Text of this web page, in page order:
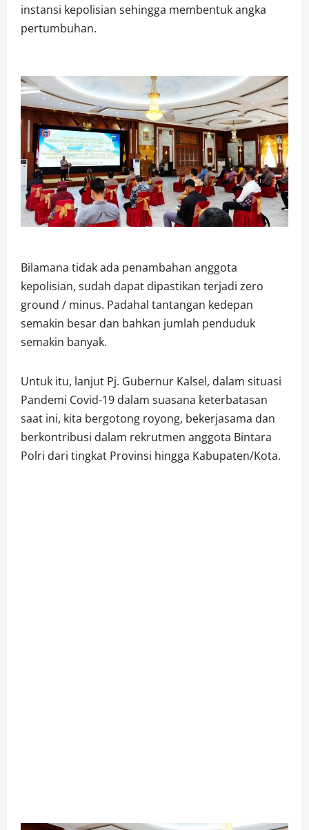
instansi kepolisian sehingga membentuk angka
pertumbuhan.
Bilamana tidak ada penambahan anggota
kepolisian, sudah dapat dipastikan terjadi zero
ground / minus. Padahal tantangan kedepan
semakin besar dan bahkan jumlah penduduk
semakin banyak.
Untuk itu, lanjut Pj. Gubernur Kalsel, dalam situasi
Pandemi Covid-19 dalam suasana keterbatasan
saat ini, kita bergotong royong, bekerjasama dan
berkontribusi dalam rekrutmen anggota Bintara
Polri dari tingkat Provinsi hingga Kabupaten/Kota.